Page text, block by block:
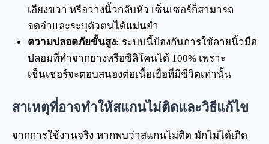
เอียงขวา หรือวางนิ้วกลับหัว เซ็นเซอร์ก็สามารถ
จดจำและระบุตัวตนได้แม่นยำ
ความปลอดภัยขั้นสูง: ระบบนี้ป้องกันการใช้ลายนิ้วมือ
ปลอมที่ทำจากยางหรือซิลิโคนได้ 100% เพราะ
เซ็นเซอร์จะตอบสนองต่อเนื้อเยื่อที่มีชีวิตเท่านั้น
สาเหตุที่อาจทำให้สแกนไม่ติดและวิธีแก้ไข
จากการใช้งานจริง หากพบว่าสแกนไม่ติด มักไม่ได้เกิด